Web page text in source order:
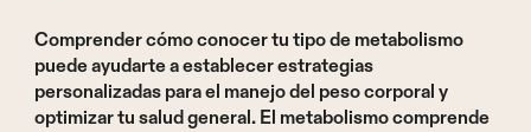
Comprender cómo conocer tu tipo de metabolismo
puede ayudarte a establecer estrategias
personalizadas para el manejo del peso corporal y
optimizar tu salud general. El metabolismo comprende